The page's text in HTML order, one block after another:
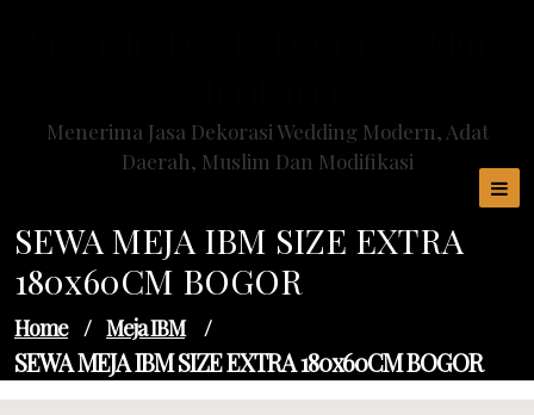
Menerima Jasa Dekorasi Wedding Modern, Adat
Daerah, Muslim Dan Modifikasi
SEWA MEJA IBM SIZE EXTRA
180x60CM BOGOR
Home / Meja IBM /
SEWA MEJA IBM SIZE EXTRA 180x60CM BOGOR